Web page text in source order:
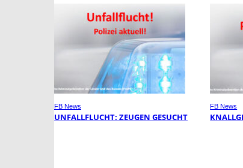
FB News
UNFALLFLUCHT: ZEUGEN GESUCHT
FB News